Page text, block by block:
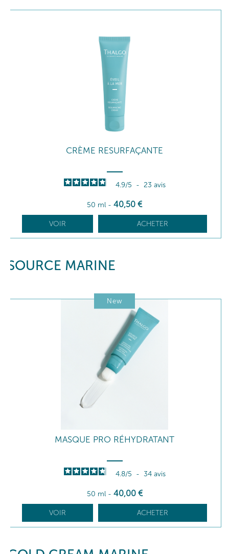
CRÈME RESURFAÇANTE
4.9/5 - 23 avis
50 ml - 40,50 €
VOIR ACHETER
SOURCE MARINE
New
MASQUE PRO RÉHYDRATANT
4.8/5 - 34 avis
50 ml - 40,00 €
VOIR ACHETER